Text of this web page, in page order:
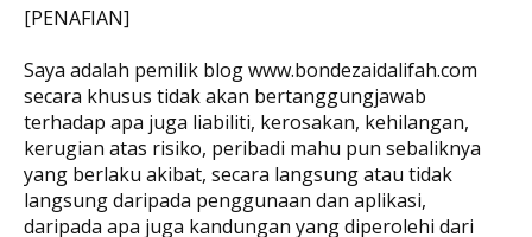
[PENAFIAN]
Saya adalah pemilik blog www.bondezaidalifah.com
secara khusus tidak akan bertanggungjawab
terhadap apa juga liabiliti, kerosakan, kehilangan,
kerugian atas risiko, peribadi mahu pun sebaliknya
yang berlaku akibat, secara langsung atau tidak
langsung daripada penggunaan dan aplikasi,
daripada apa juga kandungan yang diperolehi dari